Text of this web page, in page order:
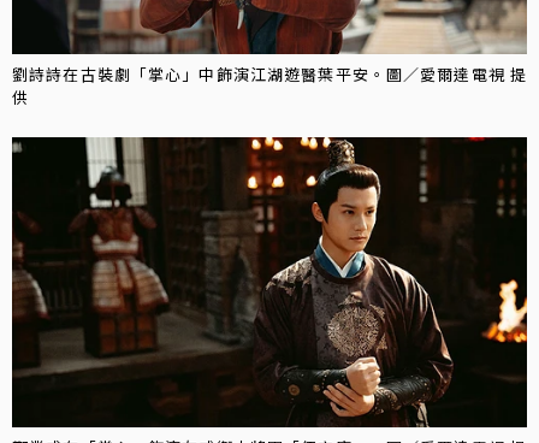
劉詩詩在古裝劇「掌心」中飾演江湖遊醫葉平安。圖／愛爾達電視 提
供